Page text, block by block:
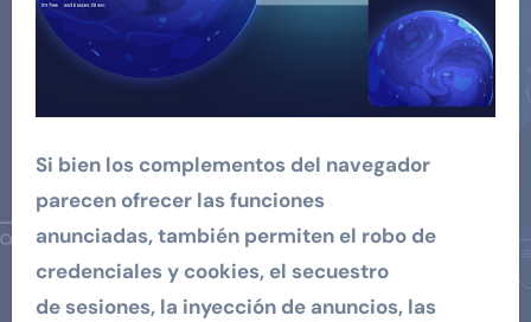
Si bien los complementos del navegador
parecen ofrecer las funciones
anunciadas, también permiten el robo de
credenciales y cookies, el secuestro
de sesiones, la inyección de anuncios, las